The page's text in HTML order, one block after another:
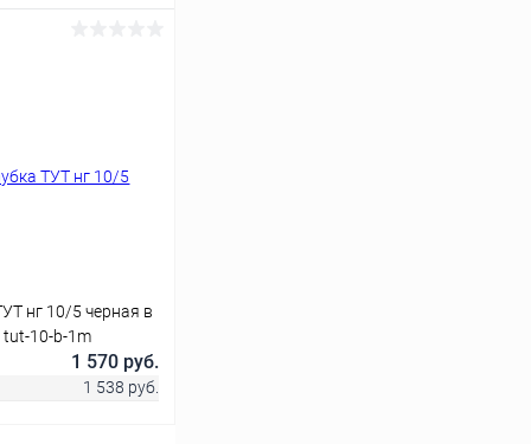
нг 10/5 черная в
tut-10-b-1m
1 570 руб.
1 538 руб.